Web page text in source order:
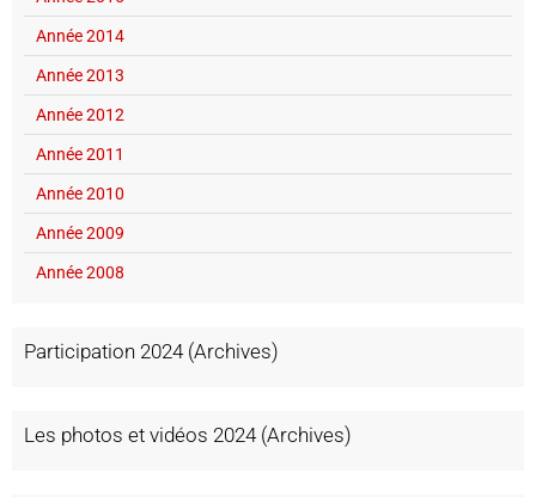
Année 2014
Année 2013
Année 2012
Année 2011
Année 2010
Année 2009
Année 2008
Participation 2024 (Archives)
Les photos et vidéos 2024 (Archives)